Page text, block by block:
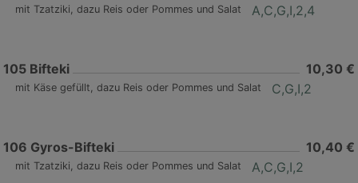
mit Tzatziki, dazu Reis oder Pommes und Salat A,C,G,I,2,4
105 Bifteki 10,30 €
mit Käse gefüllt, dazu Reis oder Pommes und Salat C,G,I,2
106 Gyros-Bifteki 10,40 €
mit Tzatziki, dazu Reis oder Pommes und Salat A,C,G,I,2